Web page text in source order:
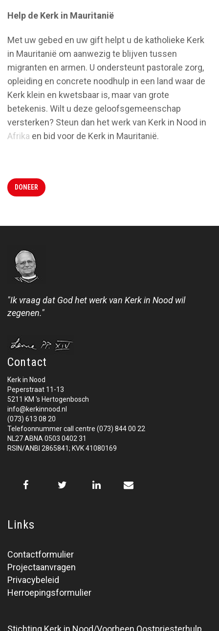
Help de Kerk in Mauritanië
Met uw gebed en uw gift helpt u de katholieke Kerk
in Mauritanië om aanwezig te blijven tussen
migranten en armen. U ondersteunt pastorale zorg,
opleiding en concrete noodhulp in een land waar de
Kerk klein en kwetsbaar is, maar van grote
betekenis. Wilt u deze geloofsgemeenschap
versterken? Steun dan het werk van Kerk in Nood in
Afrika en bid voor de Kerk in Mauritanië.
DONEER
"Ik vraag dat God het werk van Kerk in Nood wil
zegenen."
Contact
Kerk in Nood
Peperstraat 11-13
5211 KM 's Hertogenbosch
info@kerkinnood.nl
(073) 613 08 20
Telefoonnummer call centre (073) 844 00 22
NL27 ABNA 0503 0402 31
RSIN/ANBI 2865841; KVK 41080169
Links
Contactformulier
Projectaanvragen
Privacybeleid
Herroepingsformulier
Stichting Kerk in Nood/Voorheen Oostpriesterhulp